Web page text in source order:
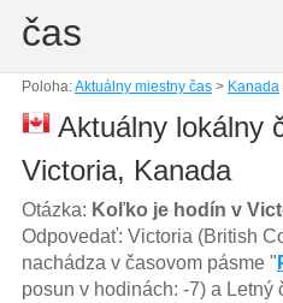
čas
Poloha:Aktuálny miestny čas> Kanada
Aktuálny lokálny
Victoria, Kanada
Otázka: Koľko je hodín v
Odpovedať: Victoria (British
nachádza v časovom pásme "
posun v hodinách: -7) a